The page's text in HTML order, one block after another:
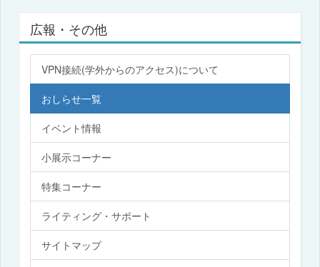
広報・その他
VPN接続(学外からのアクセス)について
おしらせ一覧
イベント情報
小展示コーナー
特集コーナー
ライティング・サポート
サイトマップ